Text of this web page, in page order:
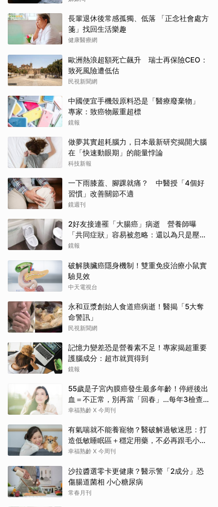
長輩退休後常感孤獨、低落 「正念社會處方
箋」找回生活樂趣
健康醫療網
歐洲熱浪超額死亡飆升 瑞士再保險CEO：
致死風險遭低估
民視新聞網
中國便宜手機殼原料恐是「醫療廢棄物」
專家：致癌物嚴重超標
鏡報
做夢其實超耗腦力，日本最新研究揭開大腦
在「快速動眼期」的能量悖論
科技新報
一下雨膝蓋、腳踝就痛？ 中醫授「4個好
習慣」改善關節不適
鏡週刊
2好友接連罹「大腸癌」病逝 營養師曝
「共同症狀」容易被忽略：還以為只是壓力
大
鏡報
破解胰臟癌隱身機制！雙重免疫治療小鼠實
驗見效
中天電視台
永和豆漿創始人食道癌病逝！醫揭「5大奪
命警訊」
民視新聞網
記憶力變差恐是營養素不足！專家揭超重要
護腦成分：超市就買得到
鏡報
55歲是子宮內膜癌發生最多年齡！停經後出
血＝不正常，別再當「回春」…每年3檢查保
命：早期治癒率達9成5
幸福熟齡 X 今周刊
有氣喘就不能養寵物？醫破解過敏迷思：打
造低敏睡眠區＋穩定用藥，不必再跟毛小孩
分離
幸福熟齡 X 今周刊
沙拉醬選零卡更健康？醫示警「2成分」恐
傷腸道菌相 小心糖尿病
常春月刊